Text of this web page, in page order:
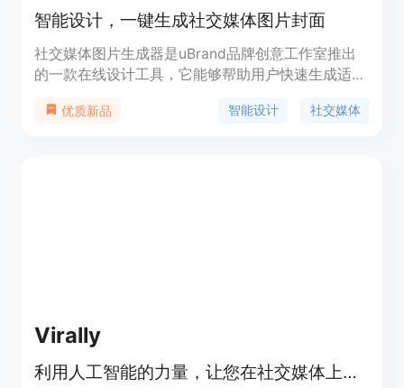
智能设计，一键生成社交媒体图片封面
社交媒体图片生成器是uBrand品牌创意工作室推出
的一款在线设计工具，它能够帮助用户快速生成适合
化了设计流程，提高了设计效率，使得即使是设计新
优质新品 智能设计 社交媒体
Virally
利用人工智能的力量，让您在社交媒体上永不缺内容。